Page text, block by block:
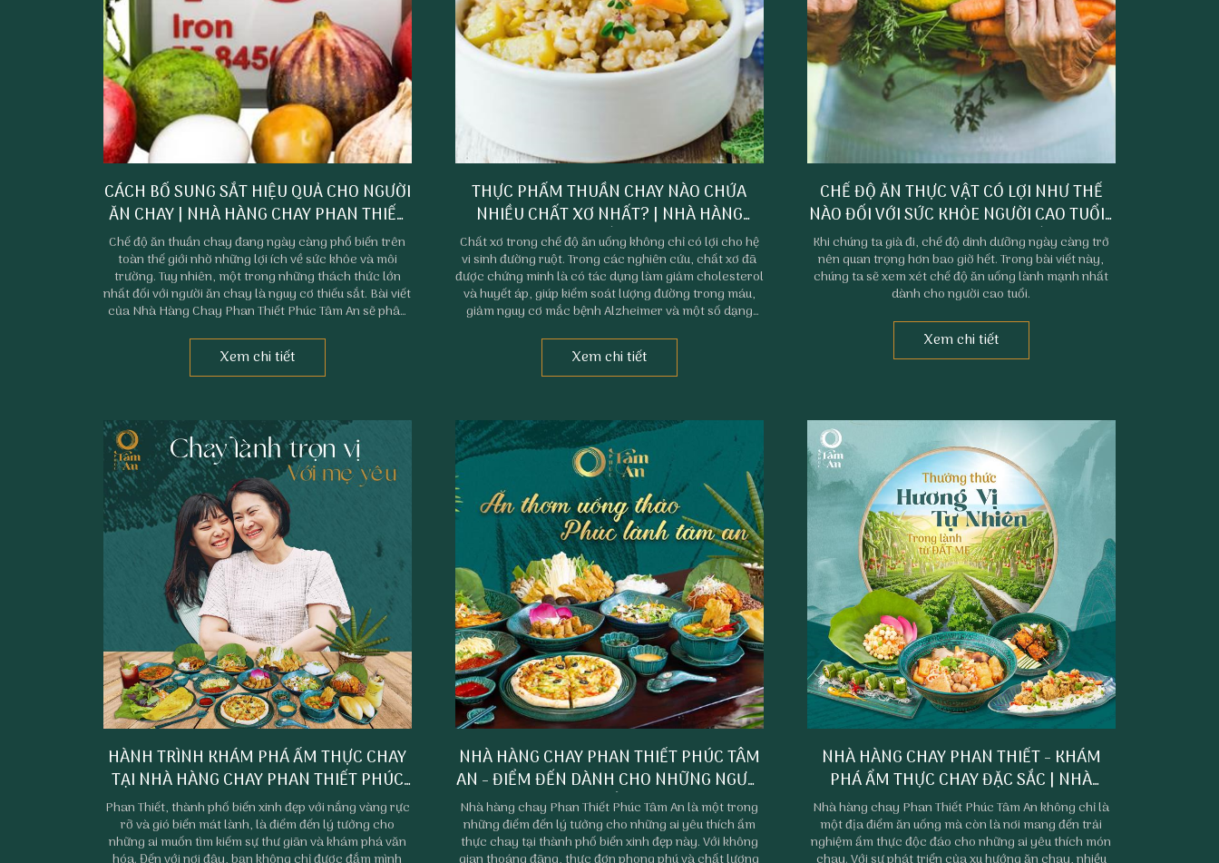
CÁCH BỔ SUNG SẮT HIỆU QUẢ CHO NGƯỜI
ĂN CHAY | NHÀ HÀNG CHAY PHAN THIẾT
PHÚC TÂM AN
Chế độ ăn thuần chay đang ngày càng phổ biến trên
toàn thế giới nhờ những lợi ích về sức khỏe và môi
trường. Tuy nhiên, một trong những thách thức lớn
nhất đối với người ăn chay là nguy cơ thiếu sắt. Bài viết
của Nhà Hàng Chay Phan Thiết Phúc Tâm An sẽ phân
cấp những giải pháp hiệu quả để bổ sung sắt.
Xem chi tiết
THỰC PHẨM THUẦN CHAY NÀO CHỨA
NHIỀU CHẤT XƠ NHẤT? | NHÀ HÀNG
CHAY PHAN THIẾT PHÚC TÂM AN
Chất xơ trong chế độ ăn uống không chỉ có lợi cho hệ
vi sinh đường ruột. Trong các nghiên cứu, chất xơ đã
được chứng minh là có tác dụng làm giảm cholesterol
và huyết áp, giúp kiểm soát lượng đường trong máu,
giảm nguy cơ mắc bệnh Alzheimer và một số dạng
Xem chi tiết
CHẾ ĐỘ ĂN THỰC VẬT CÓ LỢI NHƯ THẾ
NÀO ĐỐI VỚI SỨC KHỎE NGƯỜI CAO TUỔI?
| NHÀ HÀNG CHAY PHAN THIẾT PHÚC
TÂM AN
Khi chúng ta già đi, chế độ dinh dưỡng ngày càng trở
nên quan trọng hơn bao giờ hết. Trong bài viết này,
chúng ta sẽ xem xét chế độ ăn uống lành mạnh nhất
dành cho người cao tuổi.
Xem chi tiết
HÀNH TRÌNH KHÁM PHÁ ẨM THỰC CHAY
TẠI NHÀ HÀNG CHAY PHAN THIẾT PHÚC
TÂM AN
Phan Thiết, thành phố biển xinh đẹp với nắng vàng rực
rỡ và gió biển mát lành, là điểm đến lý tưởng cho
những ai muốn tìm kiếm sự thư giãn và khám phá văn
NHÀ HÀNG CHAY PHAN THIẾT PHÚC TÂM
AN - ĐIỂM ĐẾN DÀNH CHO NHỮNG NGƯỜI
THƯỞNG THỨC ẨM THỰC CHAY
Nhà hàng chay Phan Thiết Phúc Tâm An là một trong
những điểm đến lý tưởng cho những ai yêu thích ẩm
thực chay tại thành phố biển xinh đẹp này. Với không
NHÀ HÀNG CHAY PHAN THIẾT - KHÁM
PHÁ ẨM THỰC CHAY ĐẶC SẮC | NHÀ
HÀNG CHAY PHÚC TÂM AN
Nhà hàng chay Phan Thiết Phúc Tâm An không chỉ là
một địa điểm ăn uống mà còn là nơi mang đến trải
nghiệm ẩm thực độc đáo cho những ai yêu thích món